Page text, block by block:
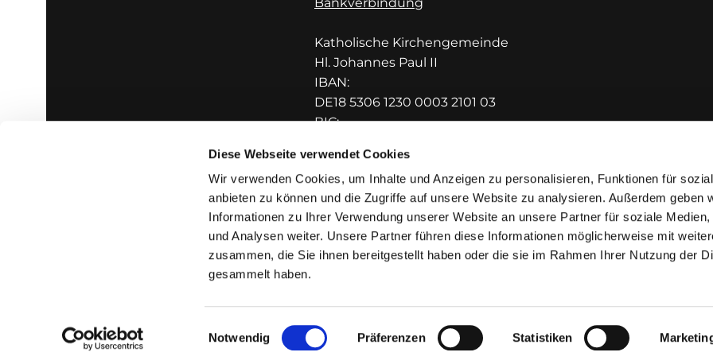
Diese Webseite verwendet Cookies
Wir verwenden Cookies, um Inhalte und Anzeigen zu personalisieren, Funktionen für
anbieten zu können und die Zugriffe auf unsere Website zu analysieren. Außerdem geben
Informationen zu Ihrer Verwendung unserer Website an unsere Partner für soziale Medien,
und Analysen weiter. Unsere Partner führen diese Informationen möglicherweise mit
zusammen, die Sie ihnen bereitgestellt haben oder die sie im Rahmen Ihrer Nutzung der
gesammelt haben.
Einwilligungsauswahl
Notwendig Präferenzen Statistiken
Katholische Kirchengemeinde
Hl. Johannes Paul II
IBAN:
DE18 5306 1230 0003 2101 03
BIC:
Impressum Datenschutzerklärung ChurchDesk-